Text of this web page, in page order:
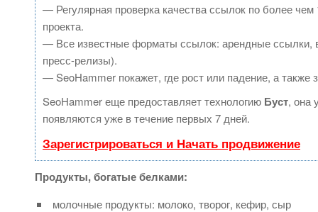
— Регулярная проверка качества ссылок по более
проекта.
— Все известные форматы ссылок: арендные ссылки,
пресс-релизы).
— SeoHammer покажет, где рост или падение, а также
SeoHammer еще предоставляет технологию Буст, она
появляются уже в течение первых 7 дней.
Зарегистрироваться и Начать продвижение
Продукты, богатые белками:
молочные продукты: молоко, творог, кефир, сыр